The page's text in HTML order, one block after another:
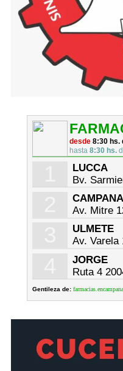
desde8:30 hs.
hasta8:30 hs.
LUCCA
Bv.
CAMPANA
Av. Mitre
ULMETE
Av. Varela
JORGE
Ruta 4
Gentileza de: